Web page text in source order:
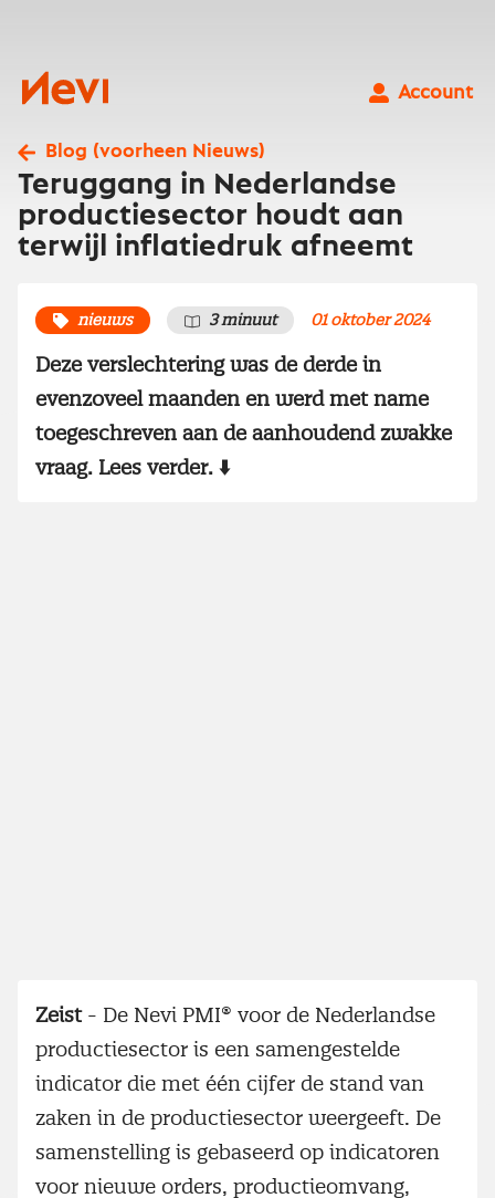
Nevi
Account
Blog (voorheen Nieuws)
Teruggang in Nederlandse
productiesector houdt aan
terwijl inflatiedruk afneemt
nieuws 3 minuut 01 oktober 2024
Deze verslechtering was de derde in
evenzoveel maanden en werd met name
toegeschreven aan de aanhoudend zwakke
vraag. Lees verder. ⬇️
Zeist- De Nevi PMI® voor de Nederlandse
productiesector is een samengestelde
indicator die met één cijfer de stand van
zaken in de productiesector weergeeft. De
samenstelling is gebaseerd op indicatoren
voor nieuwe orders, productieomvang,